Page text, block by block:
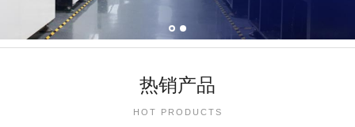
热销产品
HOT PRODUCTS